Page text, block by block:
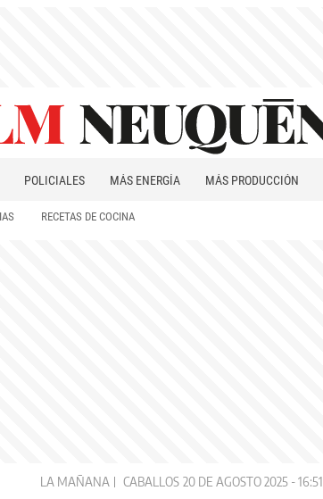
POLICIALES MÁS ENERGÍA MÁS PRODUCCIÓN
RECETAS DE COCINA
LA MAÑANA CABALLOS 20 DE AGOSTO 2025 - 16:51